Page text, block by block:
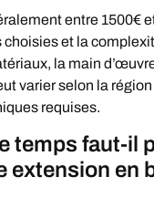
entre 1500€
et la
la main
varier selon la
requises.
temps faut-il
extension en